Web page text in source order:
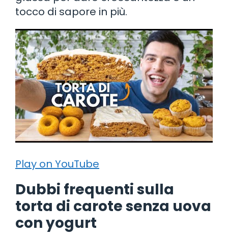
tocco di sapore in più.
Play on YouTube
Dubbi frequenti sulla
torta di carote senza uova
con yogurt